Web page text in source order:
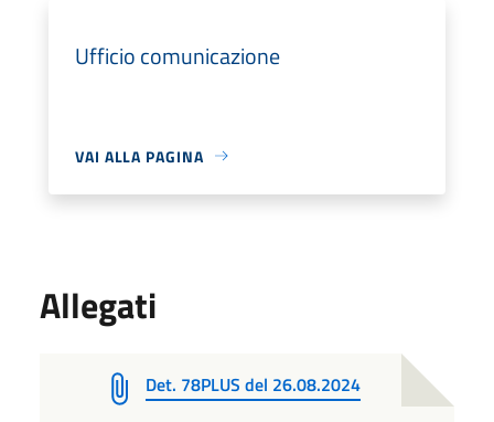
Ufficio comunicazione
VAI ALLA PAGINA
Allegati
Det. 78PLUS del 26.08.2024